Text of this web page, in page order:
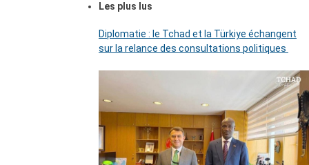
Les plus lus
Diplomatie : le Tchad et la Türkiye échangent
sur la relance des consultations politiques